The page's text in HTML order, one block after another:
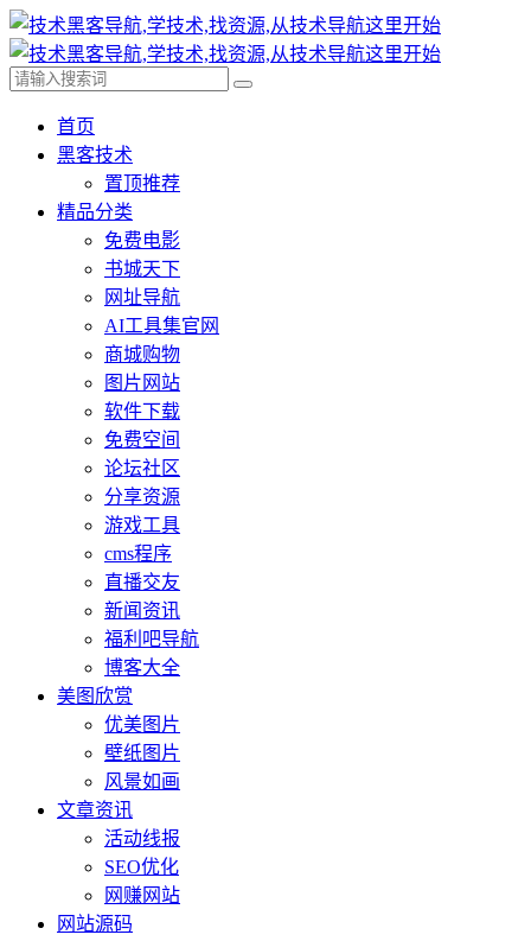
首页
黑客技术
置顶推荐
精品分类
免费电影
书城天下
网址导航
AI工具集官网
商城购物
图片网站
软件下载
免费空间
论坛社区
分享资源
游戏工具
cms程序
直播交友
新闻资讯
福利吧导航
博客大全
美图欣赏
优美图片
壁纸图片
风景如画
文章资讯
活动线报
SEO优化
网赚网站
网站源码